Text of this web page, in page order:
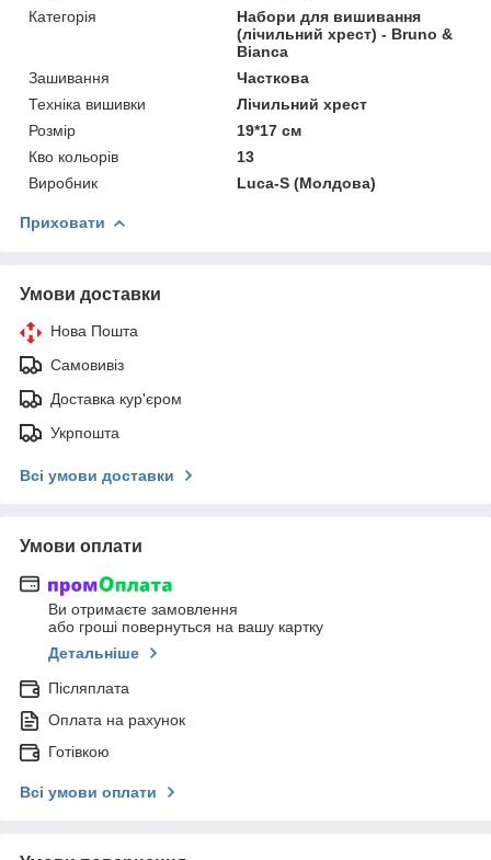
Категорія
Набори для вишивання
(лічильний хрест) - Bruno &
Bianca
Зашивання
Часткова
Техніка вишивки
Лічильний хрест
Розмір
19*17 см
Кво кольорів
13
Виробник
Luca-S (Молдова)
Приховати
Умови доставки
Нова Пошта
Самовивіз
Доставка кур'єром
Укрпошта
Всі умови доставки
Умови оплати
Ви отримаєте замовлення
або гроші повернуться на вашу картку
Детальніше
Післяплата
Оплата на рахунок
Готівкою
Всі умови оплати